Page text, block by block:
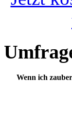
Wenn ich